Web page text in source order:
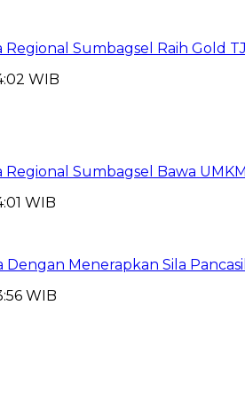
Sumbagsel Raih Gold
WIB
Regional Sumbagsel Bawa
WIB
Menerapkan Sila
WIB